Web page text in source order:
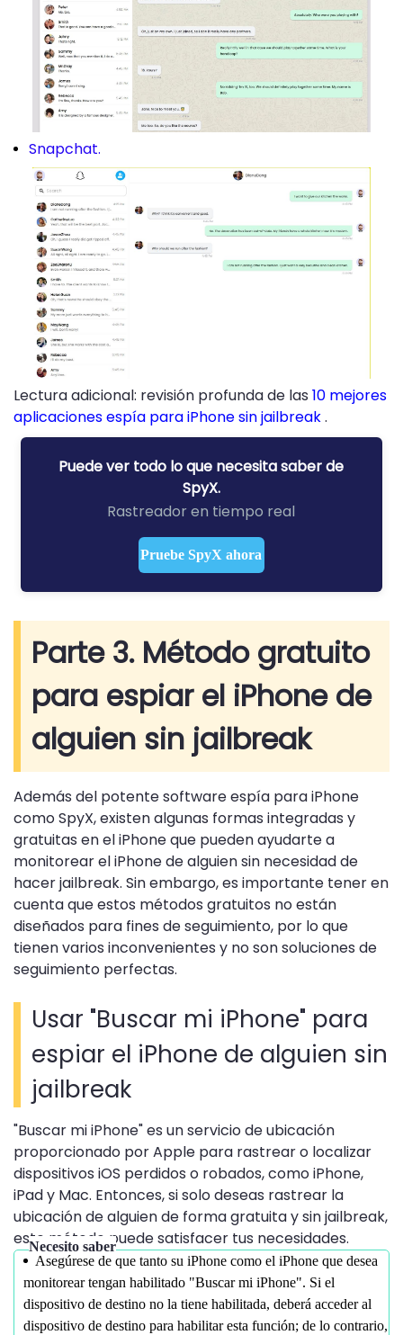
Snapchat.
Lectura adicional: revisión profunda de las 10 mejores
aplicaciones espía para iPhone sin jailbreak.
Puede ver todo lo que necesita saber de
SpyX.
Rastreador en tiempo real
Pruebe SpyX ahora
Parte 3. Método gratuito
para espiar el iPhone de
alguien sin jailbreak
Además del potente software espía para iPhone
como SpyX, existen algunas formas integradas y
gratuitas en el iPhone que pueden ayudarte a
monitorear el iPhone de alguien sin necesidad de
hacer jailbreak. Sin embargo, es importante tener en
cuenta que estos métodos gratuitos no están
diseñados para fines de seguimiento, por lo que
tienen varios inconvenientes y no son soluciones de
seguimiento perfectas.
Usar "Buscar mi iPhone" para
espiar el iPhone de alguien sin
jailbreak
"Buscar mi iPhone" es un servicio de ubicación
proporcionado por Apple para rastrear o localizar
dispositivos iOS perdidos o robados, como iPhone,
iPad y Mac. Entonces, si solo deseas rastrear la
ubicación de alguien de forma gratuita y sin jailbreak,
este método puede satisfacer tus necesidades.
Necesito saber
Asegúrese de que tanto su iPhone como el iPhone que desea
monitorear tengan habilitado "Buscar mi iPhone". Si el
dispositivo de destino no la tiene habilitada, deberá acceder al
dispositivo de destino para habilitar esta función; de lo contrario,